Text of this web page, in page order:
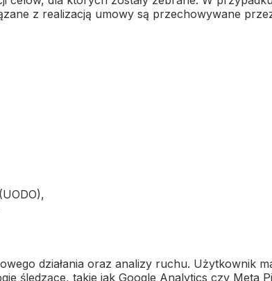
z realizacją umowy są przechowywane
działania oraz analizy ruchu. Użytkownik
śledzące, takie jak Google Analytics czy Meta